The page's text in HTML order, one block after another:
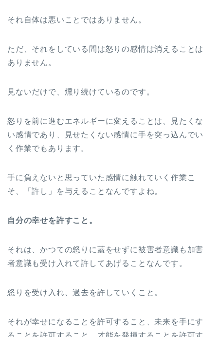
それ自体は悪いことではありません。
ただ、それをしている間は怒りの感情は消えることは
ありません。
見ないだけで、燻り続けているのです。
怒りを前に進むエネルギーに変えることは、見たくな
い感情であり、見せたくない感情に手を突っ込んでい
く作業でもあります。
手に負えないと思っていた感情に触れていく作業こ
そ、「許し」を与えることなんですよね。
自分の幸せを許すこと。
それは、かつての怒りに蓋をせずに被害者意識も加害
者意識も受け入れて許してあげることなんです。
怒りを受け入れ、過去を許していくこと。
それが幸せになることを許可すること、未来を手にす